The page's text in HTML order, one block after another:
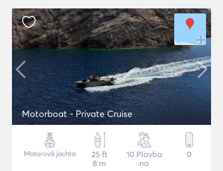
Motorboat - Private Cruise
Motorová jachta
25 ft
8 m
10 Plavba
na
0